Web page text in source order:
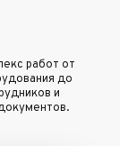
работ от
до
и